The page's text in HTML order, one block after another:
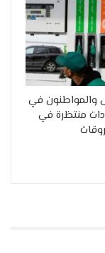
والمواطنون في
منتظرة في